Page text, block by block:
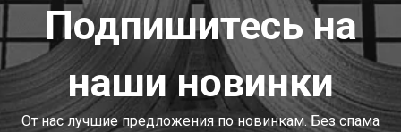
Подпишитесь на
наши новинки
От нас лучшие предложения по новинкам. Без спама